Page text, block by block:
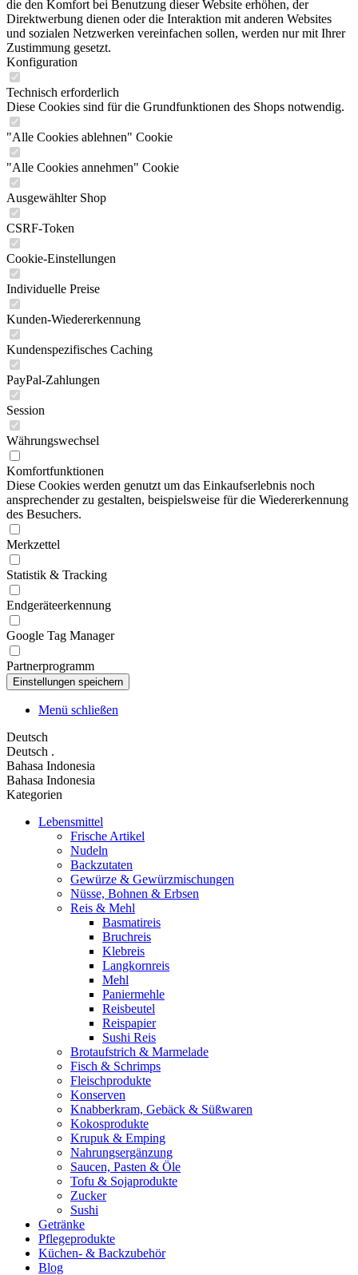
die den Komfort bei Benutzung dieser Website erhöhen, der
Direktwerbung dienen oder die Interaktion mit anderen Websites
und sozialen Netzwerken vereinfachen sollen, werden nur mit Ihrer
Zustimmung gesetzt.
Konfiguration
Technisch erforderlich
Diese Cookies sind für die Grundfunktionen des Shops notwendig.
"Alle Cookies ablehnen" Cookie
"Alle Cookies annehmen" Cookie
Ausgewählter Shop
CSRF-Token
Cookie-Einstellungen
Individuelle Preise
Kunden-Wiedererkennung
Kundenspezifisches Caching
PayPal-Zahlungen
Session
Währungswechsel
Komfortfunktionen
Diese Cookies werden genutzt um das Einkaufserlebnis noch
ansprechender zu gestalten, beispielsweise für die Wiedererkennung
des Besuchers.
Merkzettel
Statistik & Tracking
Endgeräteerkennung
Google Tag Manager
Partnerprogramm
Menü schließen
Deutsch
Deutsch .
Bahasa Indonesia
Bahasa Indonesia
Kategorien
Lebensmittel
Frische Artikel
Nudeln
Backzutaten
Gewürze & Gewürzmischungen
Nüsse, Bohnen & Erbsen
Reis & Mehl
Basmatireis
Bruchreis
Klebreis
Langkornreis
Mehl
Paniermehle
Reisbeutel
Reispapier
Sushi Reis
Brotaufstrich & Marmelade
Fisch & Schrimps
Fleischprodukte
Konserven
Knabberkram, Gebäck & Süßwaren
Kokosprodukte
Krupuk & Emping
Nahrungsergänzung
Saucen, Pasten & Öle
Tofu & Sojaprodukte
Zucker
Sushi
Getränke
Pflegeprodukte
Küchen- & Backzubehör
Blog